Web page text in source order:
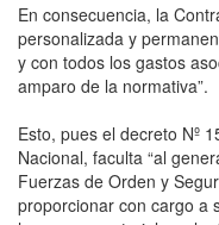
En consecuencia, la
personalizada y
y con todos los gastos
amparo de la normativa”.
Esto, pues el decreto Nº
Nacional, faculta “al
Fuerzas de Orden y
proporcionar con cargo a